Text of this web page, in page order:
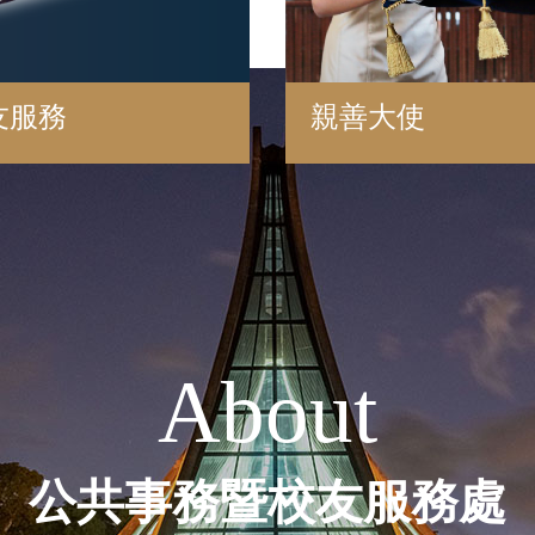
服務 親善大使
About
公共事務暨校友服務處